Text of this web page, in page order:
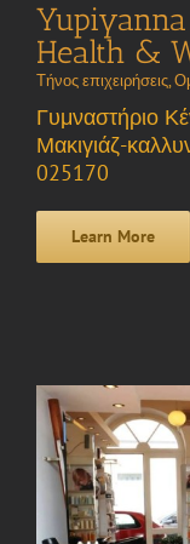
Health &
Τήνος επιχειρήσεις,
Γυμναστήριο
Μακιγιάζ-
025170
Learn More